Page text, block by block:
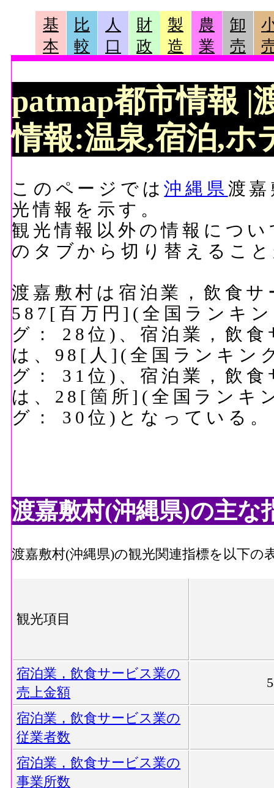
基
本
比
較
人
口
財
政
製
造
農
業
卸
売
patmap都市情報 |
情報:温泉,宿泊,ホ
このページでは沖縄県 渡
光情報を示す。
観光情報以外の情報につ
のタブから切り替えるこ
渡嘉敷村は宿泊業，飲食
587[百万円](全国ランキ
グ： 28位)、宿泊業，飲
は、98[人](全国ランキン
グ： 31位)、宿泊業，飲
は、28[箇所](全国ランキ
グ： 30位)となっている。
渡嘉敷村(沖縄県)の主な
渡嘉敷村(沖縄県)の観光関連指標を以下の
観光項目
宿泊業，飲食サービス業の
売上金額
宿泊業，飲食サービス業の
従業者数
宿泊業，飲食サービス業の
事業所数